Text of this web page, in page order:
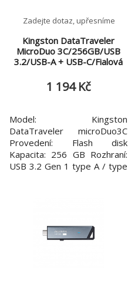
Kingston DataTraveler
MicroDuo 3C/256GB/USB
3.2/USB-A + USB-C/Fialová
Zadejte dotaz, upřesníme
1 194 Kč
Model: Kingston
DataTraveler microDuo3C
Provedení: Flash disk
Kapacita: 256 GB Rozhraní:
USB 3.2 Gen 1 type A / type
DataTraveler microDuo 3C
má duální rozhraní, které